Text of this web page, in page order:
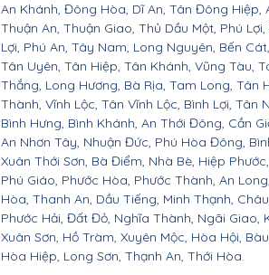
An Khánh, Đông Hòa, Dĩ An, Tân Đông Hiệp,
Thuận An, Thuận Giao, Thủ Dầu Một, Phú
Lợi, Phú An, Tây Nam, Long Nguyên, Bến
Tân Uyên, Tân Hiệp, Tân Khánh, Vũng Tàu,
Thắng, Long Hương, Bà Rịa, Tam Long, Tân
Thành, Vĩnh Lộc, Tân Vĩnh Lộc, Bình Lợi, Tân
Bình Hưng, Bình Khánh, An Thới Đông, Cần
An Nhơn Tây, Nhuận Đức, Phú Hòa Đông,
Xuân Thới Sơn, Bà Điểm, Nhà Bè, Hiệp
Phú Giáo, Phước Hòa, Phước Thành, An
Hòa, Thanh An, Dầu Tiếng, Minh Thạnh,
Phước Hải, Đất Đỏ, Nghĩa Thành, Ngãi Giao,
Xuân Sơn, Hồ Tràm, Xuyên Mộc, Hòa Hội,
Hòa Hiệp, Long Sơn, Thạnh An, Thới Hòa.